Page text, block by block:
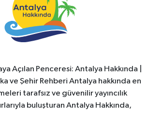
Açılan Penceresi: Antalya Hakkında |
ve Şehir Rehberi Antalya hakkında en
tarafsız ve güvenilir yayıncılık
buluşturan Antalya Hakkında,